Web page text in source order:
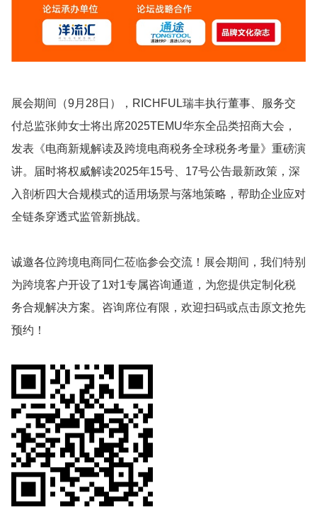
展会期间（9月28日），RICHFUL瑞丰执行董事、服务交
付总监张帅女士将出席2025TEMU华东全品类招商大会，
发表《电商新规解读及跨境电商税务全球税务考量》重磅演
讲。届时将权威解读2025年15号、17号公告最新政策，深
入剖析四大合规模式的适用场景与落地策略，帮助企业应对
全链条穿透式监管新挑战。
诚邀各位跨境电商同仁莅临参会交流！展会期间，我们特别
为跨境客户开设了1对1专属咨询通道，为您提供定制化税
务合规解决方案。咨询席位有限，欢迎扫码或点击原文抢先
预约！